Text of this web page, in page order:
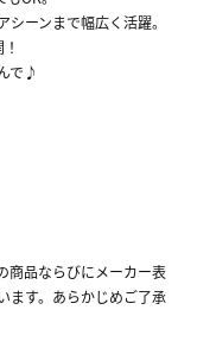
ーンまで幅広く活躍。
で♪
商品ならびにメーカー表
ます。あらかじめご了承